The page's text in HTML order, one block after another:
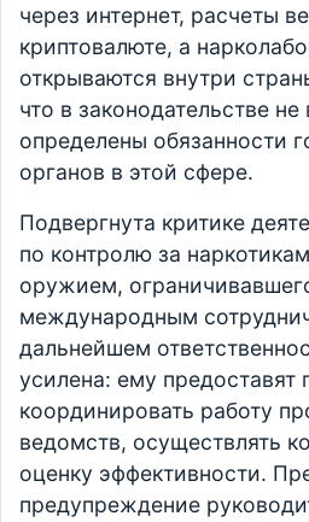
через интернет, расчеты
криптовалюте, а
открываются внутри
что в законодательстве
определены обязанности
органов в этой сфере.
Подвергнута критике
по контролю за
оружием,
международным
дальнейшем
усилена: ему предоставят
координировать работу
ведомств, осуществлять
оценку эффективности.
предупреждение